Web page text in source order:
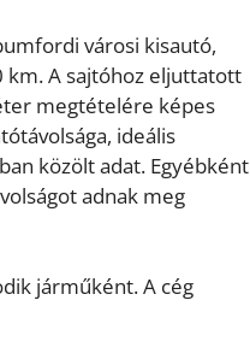
városi kisautó,
km. A sajtóhoz eljuttatott
megtételére képes
ideális
közölt adat. Egyébként
adnak meg
járműként. A cég